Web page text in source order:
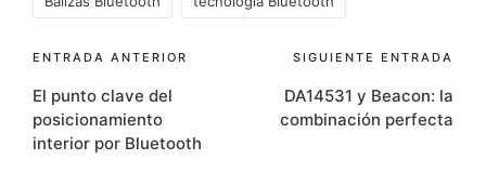
Navegación
de
entradas
ENTRADA ANTERIOR
El punto clave del
posicionamiento
interior por Bluetooth
SIGUIENTE ENTRADA
DA14531 y Beacon: la
combinación perfecta